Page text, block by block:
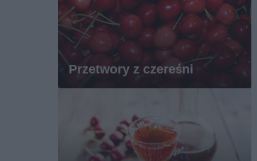
Przetwory z czereśni